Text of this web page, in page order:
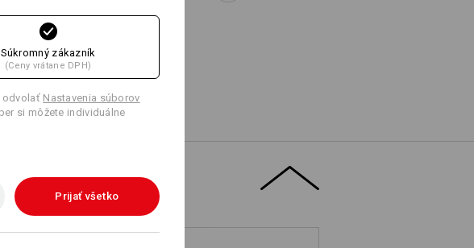
Súkromný zákazník
(Ceny vrátane DPH)
odvolať Nastavenia súborov
si môžete individuálne
Prijať všetko